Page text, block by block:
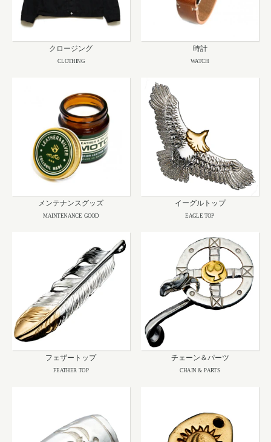
クロージング
CLOTHING
時計
WATCH
メンテナンスグッズ
MAINTENANCE GOOD
イーグルトップ
EAGLE TOP
フェザートップ
FEATHER TOP
チェーン＆パーツ
CHAIN & PARTS